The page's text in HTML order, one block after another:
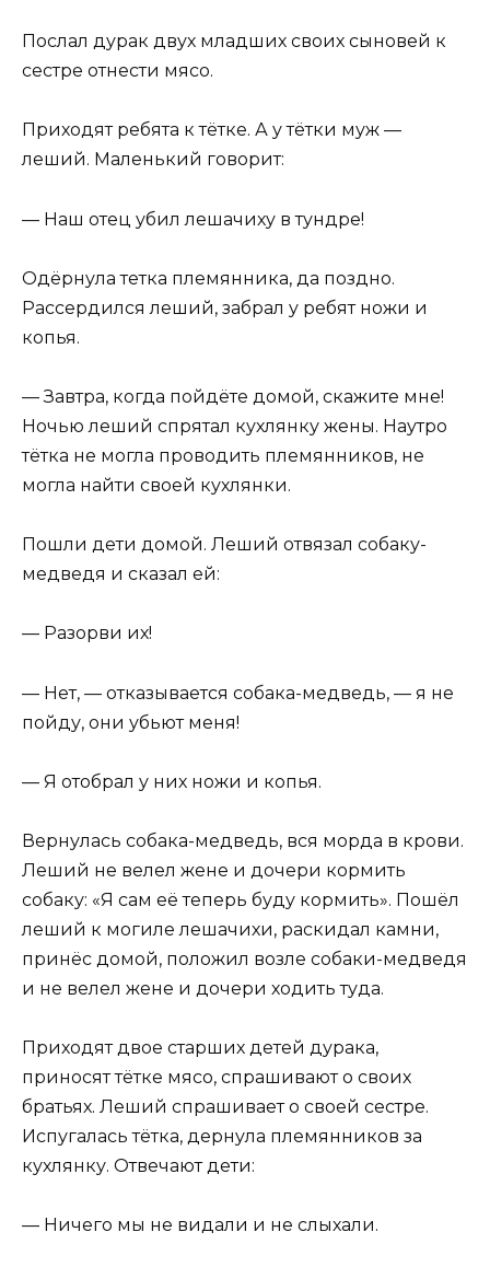
Послал дурак двух младших своих сыновей к
сестре отнести мясо.
Приходят ребята к тётке. А у тётки муж —
леший. Маленький говорит:
— Наш отец убил лешачиху в тундре!
Одёрнула тетка племянника, да поздно.
Рассердился леший, забрал у ребят ножи и
копья.
— Завтра, когда пойдёте домой, скажите мне!
Ночью леший спрятал кухлянку жены. Наутро
тётка не могла проводить племянников, не
могла найти своей кухлянки.
Пошли дети домой. Леший отвязал собаку-
медведя и сказал ей:
— Разорви их!
— Нет, — отказывается собака-медведь, — я не
пойду, они убьют меня!
— Я отобрал у них ножи и копья.
Вернулась собака-медведь, вся морда в крови.
Леший не велел жене и дочери кормить
собаку: «Я сам её теперь буду кормить». Пошёл
леший к могиле лешачихи, раскидал камни,
принёс домой, положил возле собаки-медведя
и не велел жене и дочери ходить туда.
Приходят двое старших детей дурака,
приносят тётке мясо, спрашивают о своих
братьях. Леший спрашивает о своей сестре.
Испугалась тётка, дернула племянников за
кухлянку. Отвечают дети:
— Ничего мы не видали и не слыхали.